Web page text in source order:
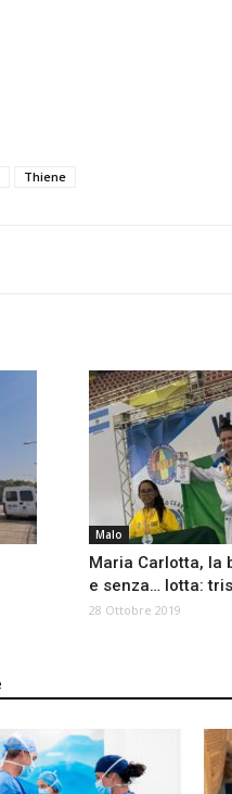
Thiene
Malo
Maria Carlotta, la
e senza… lotta:
28 Ottobre 2019